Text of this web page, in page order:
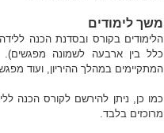
משך לימודים
הלימודים בקורס ובסדנת הכנה
כלל בין ארבעה לשמונה מפגשים).
המתקיימים במהלך ההיריון, ועוד
כמו כן, ניתן להירשם לקורס הכנה
מרוכזים בלבד.